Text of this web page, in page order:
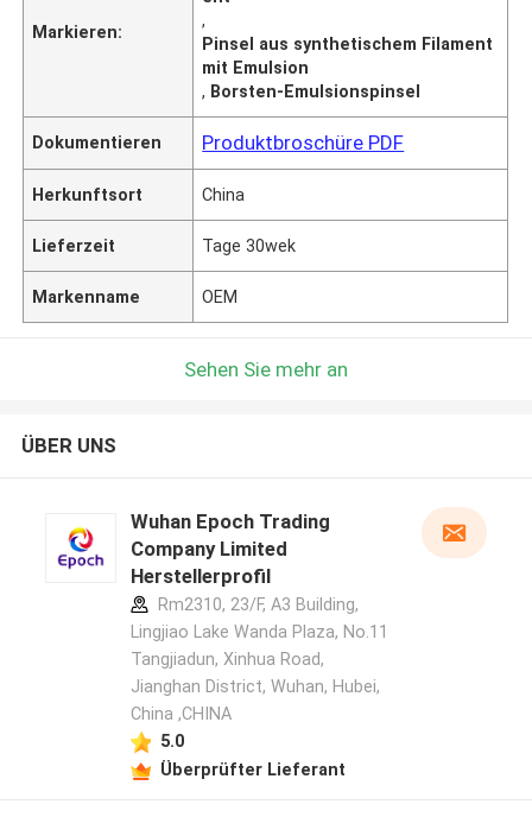
Markieren:
,
Pinsel aus synthetischem Filament
mit Emulsion
, Borsten-Emulsionspinsel
Dokumentieren Produktbroschüre PDF
Herkunftsort China
Lieferzeit Tage 30wek
Markenname OEM
Sehen Sie mehr an
ÜBER UNS
Wuhan Epoch Trading
Company Limited
Herstellerprofil
Rm2310, 23/F, A3 Building,
Lingjiao Lake Wanda Plaza, No.11
Tangjiadun, Xinhua Road,
Jianghan District, Wuhan, Hubei,
China ,CHINA
5.0
Überprüfter Lieferant